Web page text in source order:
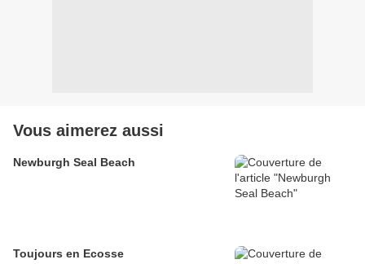
Vous aimerez aussi
Newburgh Seal Beach
Toujours en Ecosse